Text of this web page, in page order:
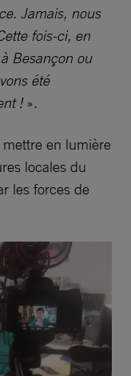
Jamais, nous
fois-ci, en
Besançon ou
été
!».
en lumière
locales du
les forces de